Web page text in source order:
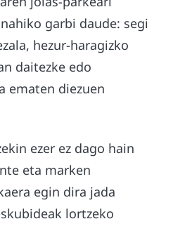
garbi daude: segi
hezur-haragizko
daitezke edo
ematen diezuen
ezer ez dago hain
eta marken
egin dira jada
lortzeko